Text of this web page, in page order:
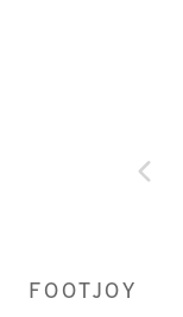
FOOTJOY
början
av